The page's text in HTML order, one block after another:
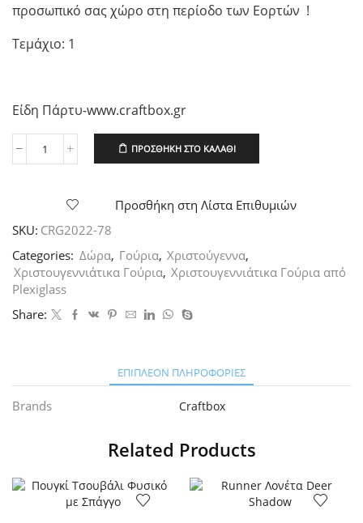
προσωπικό σας χώρο στη περίοδο των Εορτών !
Τεμάχιο: 1
Είδη Πάρτυ-www.craftbox.gr
Χριστουγεννιάτικο
Plexiglass
2026
Λευκό
ποσότητα
ΠΡΟΣΘΉΚΗ ΣΤΟ ΚΑΛΆΘΙ
Προσθήκη στη Λίστα Επιθυμιών
SKU: CRG2022-78
Categories: Δώρα, Γούρια, Χριστούγεννα,
Χριστουγεννιάτικα Γούρια, Χριστουγεννιάτικα Γούρια από
Plexiglass
Share:
ΕΠΙΠΛΈΟΝ ΠΛΗΡΟΦΟΡΊΕΣ
Brands Craftbox
Related Products